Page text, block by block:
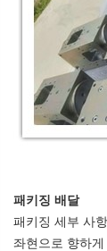
패키징 배달
패키징 세부 사
좌현으로 향하